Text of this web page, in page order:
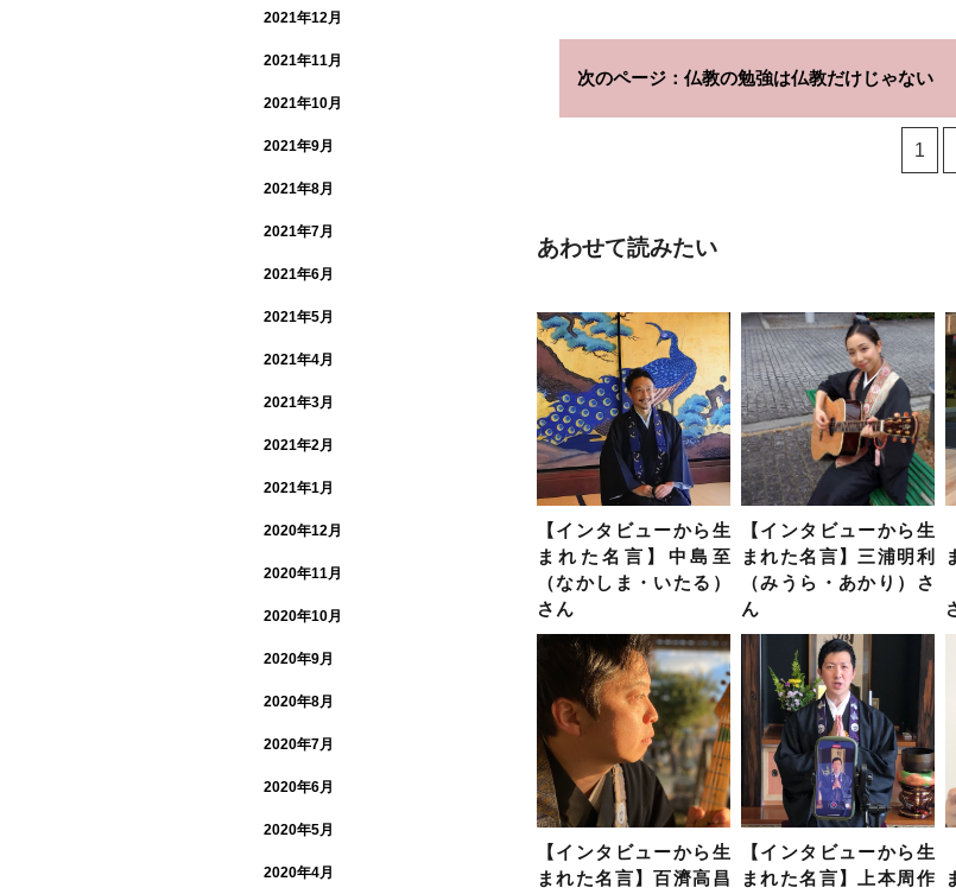
仏教の勉強は仏教だけじゃない
1
あわせて読みたい
【インタビューから生
まれた名言】中島至
（なかしま・いたる）
さん
【インタビューから生
まれた名言】三浦明利
（みうら・あかり）さ
ん
【インタビューから生
まれた名言】百濟高昌
【インタビューから生
まれた名言】上本周作
2021年12月
2021年11月
2021年10月
2021年9月
2021年8月
2021年7月
2021年6月
2021年5月
2021年4月
2021年3月
2021年2月
2021年1月
2020年12月
2020年11月
2020年10月
2020年9月
2020年8月
2020年7月
2020年6月
2020年5月
2020年4月